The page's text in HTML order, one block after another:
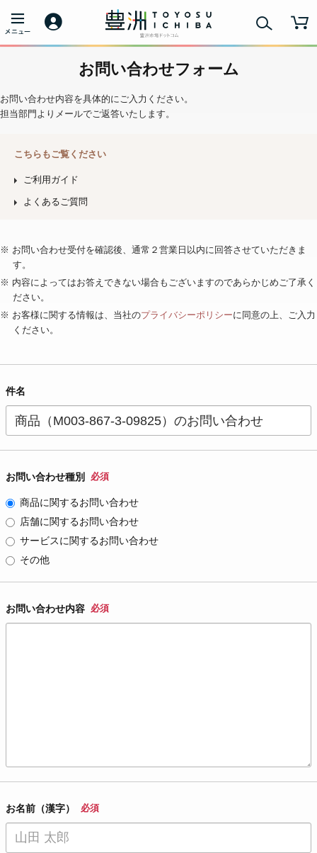
お問い合わせフォーム
お問い合わせ内容を具体的にご入力ください。
担当部門よりメールでご返答いたします。
こちらもご覧ください
ご利用ガイド
よくあるご質問
※ お問い合わせ受付を確認後、通常２営業日以内に回答させていただきま
す。
※ 内容によってはお答えできない場合もございますのであらかじめご了承く
ださい。
※ お客様に関する情報は、当社のプライバシーポリシーに同意の上、ご入力
ください。
件名
お問い合わせ種別 必須
商品に関するお問い合わせ
店舗に関するお問い合わせ
サービスに関するお問い合わせ
その他
お問い合わせ内容 必須
お名前（漢字） 必須